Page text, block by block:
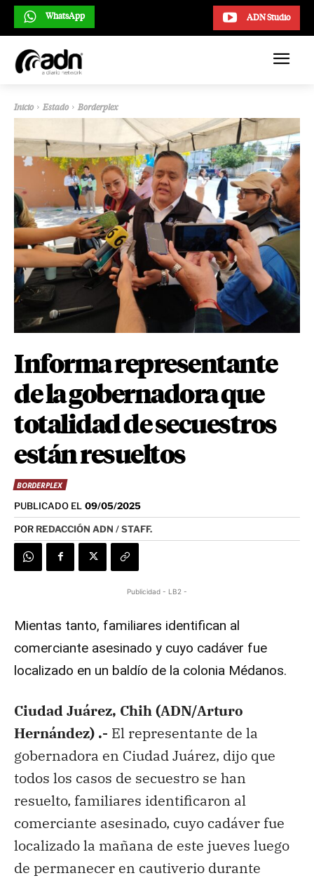
ADN Studio
WhatsApp
Inicio Estado Borderplex
Informa representante
de la gobernadora que
totalidad de secuestros
están resueltos
BORDERPLEX
PUBLICADO EL 09/05/2025
POR REDACCIÓN ADN / STAFF.
Publicidad - LB2 -
Mientas tanto, familiares identifican al
comerciante asesinado y cuyo cadáver fue
localizado en un baldío de la colonia Médanos.
Ciudad Juárez, Chih (ADN/Arturo
Hernández) .- El representante de la
gobernadora en Ciudad Juárez, dijo que
todos los casos de secuestro se han
resuelto, familiares identificaron al
comerciante asesinado, cuyo cadáver fue
localizado la mañana de este jueves luego
de permanecer en cautiverio durante